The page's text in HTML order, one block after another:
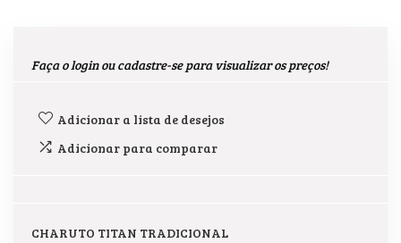
Faça o login ou cadastre-se para visualizar os preços!
Adicionar a lista de desejos
Adicionar para comparar
CHARUTO TITAN TRADICIONAL